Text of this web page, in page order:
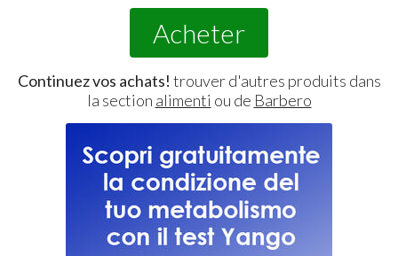
Acheter
Continuez vos achats! trouver d'autres produits dans
la section alimenti ou de Barbero